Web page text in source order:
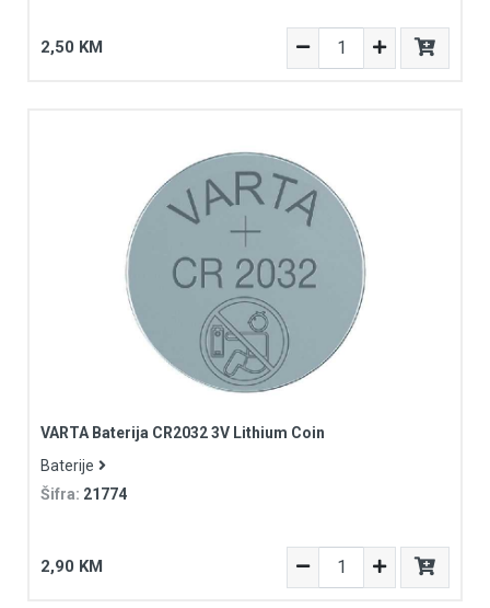
2,50 KM
VARTA Baterija CR2032 3V Lithium Coin
Baterije
Šifra: 21774
2,90 KM